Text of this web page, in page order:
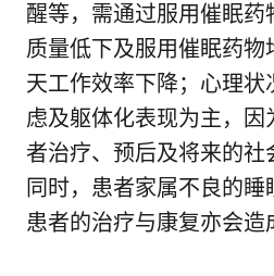
醒等，需通过服用催眠
质量低下及服用催眠药物
天工作效率下降；心理状
虑及躯体化表现为主，因
者治疗、预后及将来的社
同时，患者家属不良的
患者的治疗与康复亦会造